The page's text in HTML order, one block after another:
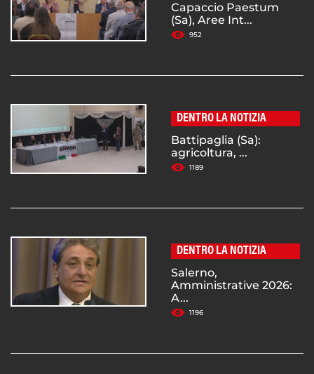
Capaccio Paestum
(Sa), Aree Int...
952
DENTRO LA NOTIZIA
Battipaglia (Sa):
agricoltura, ...
1189
DENTRO LA NOTIZIA
Salerno,
Amministrative 2026:
A...
1196